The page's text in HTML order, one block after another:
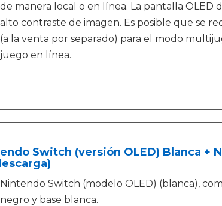
de manera local o en línea. La pantalla OLED
alto contraste de imagen. Es posible que se
(a la venta por separado) para el modo
juego en línea.
Switch (versión OLED) Blanca +
Nintendo Switch (modelo OLED) (blanca),
negro y base blanca.